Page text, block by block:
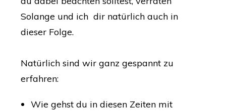
Solange und ich dir natürlich auch in
dieser Folge.
Natürlich sind wir ganz gespannt zu
erfahren:
Wie gehst du in diesen Zeiten mit